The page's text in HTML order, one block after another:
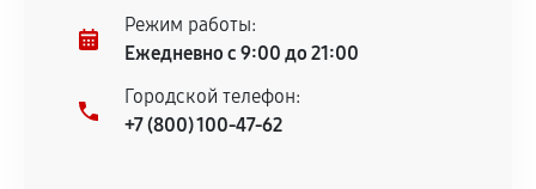
Режим работы:
Ежедневно с 9:00 до 21:00
Городской телефон:
+7 (800) 100-47-62